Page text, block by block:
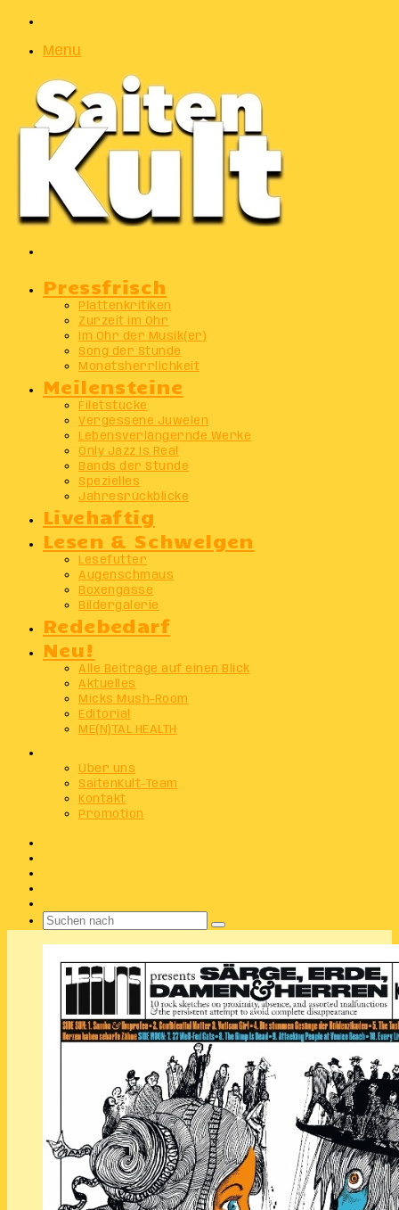
Menu
Pressfrisch
Plattenkritiken
Zurzeit im Ohr
Im Ohr der Musik(er)
Song der Stunde
Monatsherrlichkeit
Meilensteine
Filetstücke
Vergessene Juwelen
Lebensverlängernde Werke
Only Jazz Is Real
Bands der Stunde
Spezielles
Jahresrückblicke
Livehaftig
Lesen & Schwelgen
Lesefutter
Augenschmaus
Boxengasse
Bildergalerie
Redebedarf
Neu!
Alle Beiträge auf einen Blick
Aktuelles
Micks Mush-Room
Editorial
ME(N)TAL HEALTH
Über uns
SaitenKult-Team
Kontakt
Promotion
Suchen
nach